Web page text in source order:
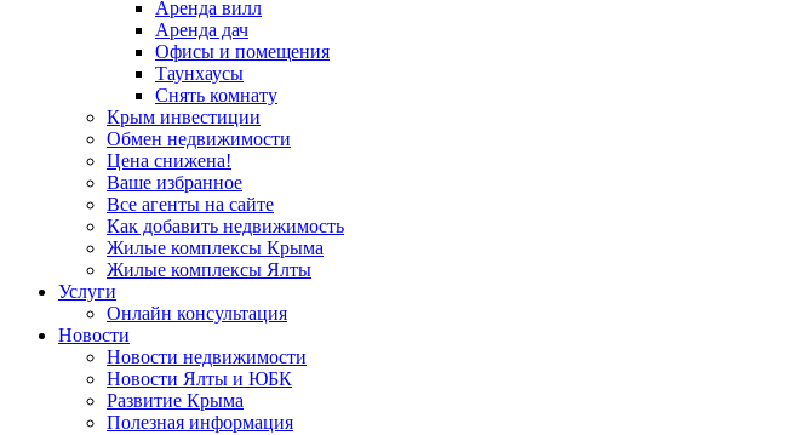
Аренда вилл
Аренда дач
Офисы и помещения
Таунхаусы
Снять комнату
Крым инвестиции
Обмен недвижимости
Цена снижена!
Ваше избранное
Все агенты на сайте
Как добавить недвижимость
Жилые комплексы Крыма
Жилые комплексы Ялты
Услуги
Онлайн консультация
Новости
Новости недвижимости
Новости Ялты и ЮБК
Развитие Крыма
Полезная информация